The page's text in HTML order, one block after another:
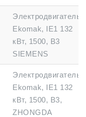
Электродвигатель
Ekomak, IE1 132
кВт, 1500, B3
SIEMENS
Электродвигатель
Ekomak, IE1 132
кВт, 1500, B3,
ZHONGDA